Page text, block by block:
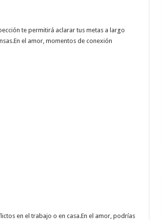
te permitirá aclarar tus metas a largo
el amor, momentos de conexión
en el trabajo o en casa.En el amor, podrías